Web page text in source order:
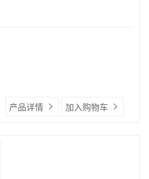
产品详情 加入购物车